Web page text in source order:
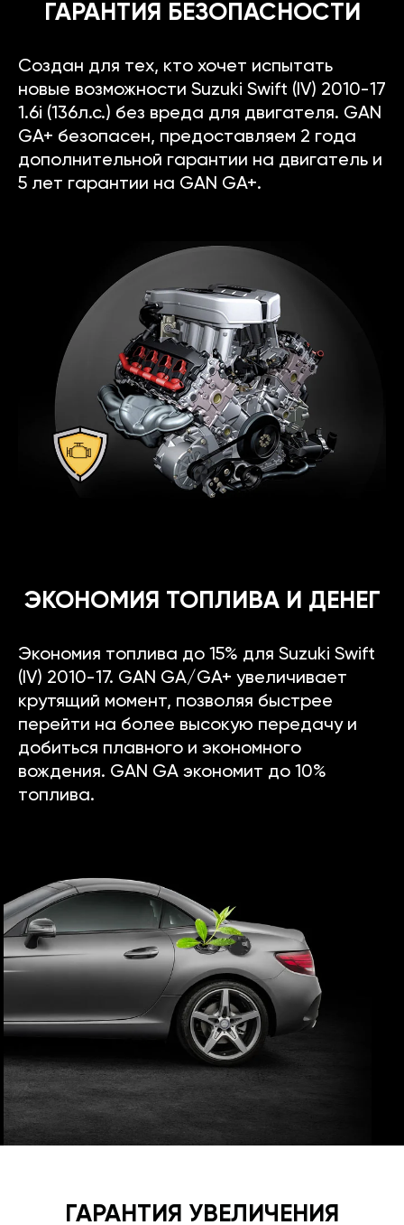
ГАРАНТИЯ БЕЗОПАСНОСТИ
Создан для тех, кто хочет испытать
новые возможности Suzuki Swift (IV) 2010-17
1.6i (136л.с.) без вреда для двигателя. GAN
GA+ безопасен, предоставляем 2 года
дополнительной гарантии на двигатель и
5 лет гарантии на GAN GA+.
ЭКОНОМИЯ ТОПЛИВА И ДЕНЕГ
Экономия топлива до 15% для Suzuki Swift
(IV) 2010-17. GAN GA/GA+ увеличивает
крутящий момент, позволяя быстрее
перейти на более высокую передачу и
добиться плавного и экономного
вождения. GAN GA экономит до 10%
топлива.
ГАРАНТИЯ УВЕЛИЧЕНИЯ